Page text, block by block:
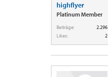
highflyer
Platinum Member
Beiträge:
2.296
Likes:
2